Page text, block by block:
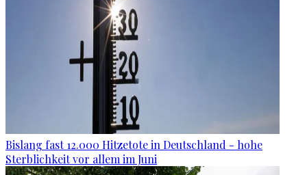
Bislang fast 12.000 Hitzetote in Deutschland - hohe
Sterblichkeit vor allem im Juni